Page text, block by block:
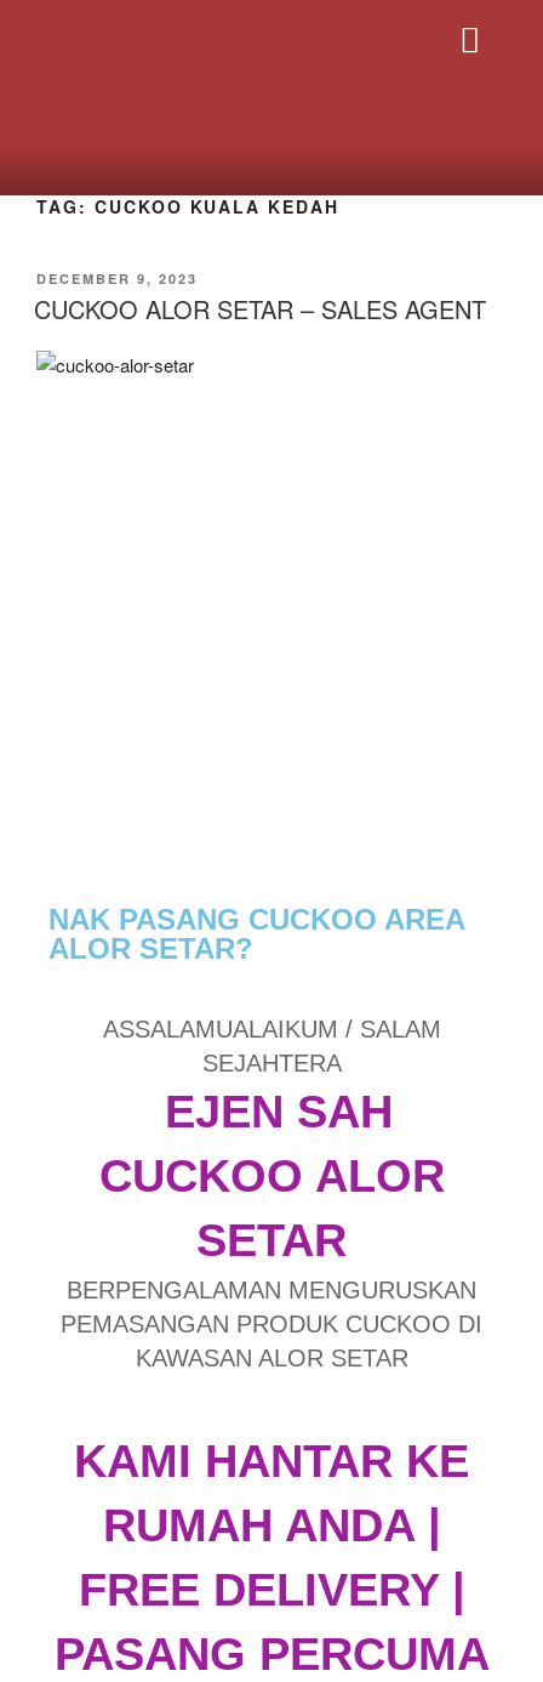
TAG: CUCKOO KUALA KEDAH
DECEMBER 9, 2023
CUCKOO ALOR SETAR – SALES AGENT
NAK PASANG CUCKOO AREA
ALOR SETAR?
ASSALAMUALAIKUM / SALAM
SEJAHTERA
EJEN SAH
CUCKOO ALOR
SETAR
BERPENGALAMAN MENGURUSKAN
PEMASANGAN PRODUK CUCKOO DI
KAWASAN ALOR SETAR
KAMI HANTAR KE
RUMAH ANDA |
FREE DELIVERY |
PASANG PERCUMA